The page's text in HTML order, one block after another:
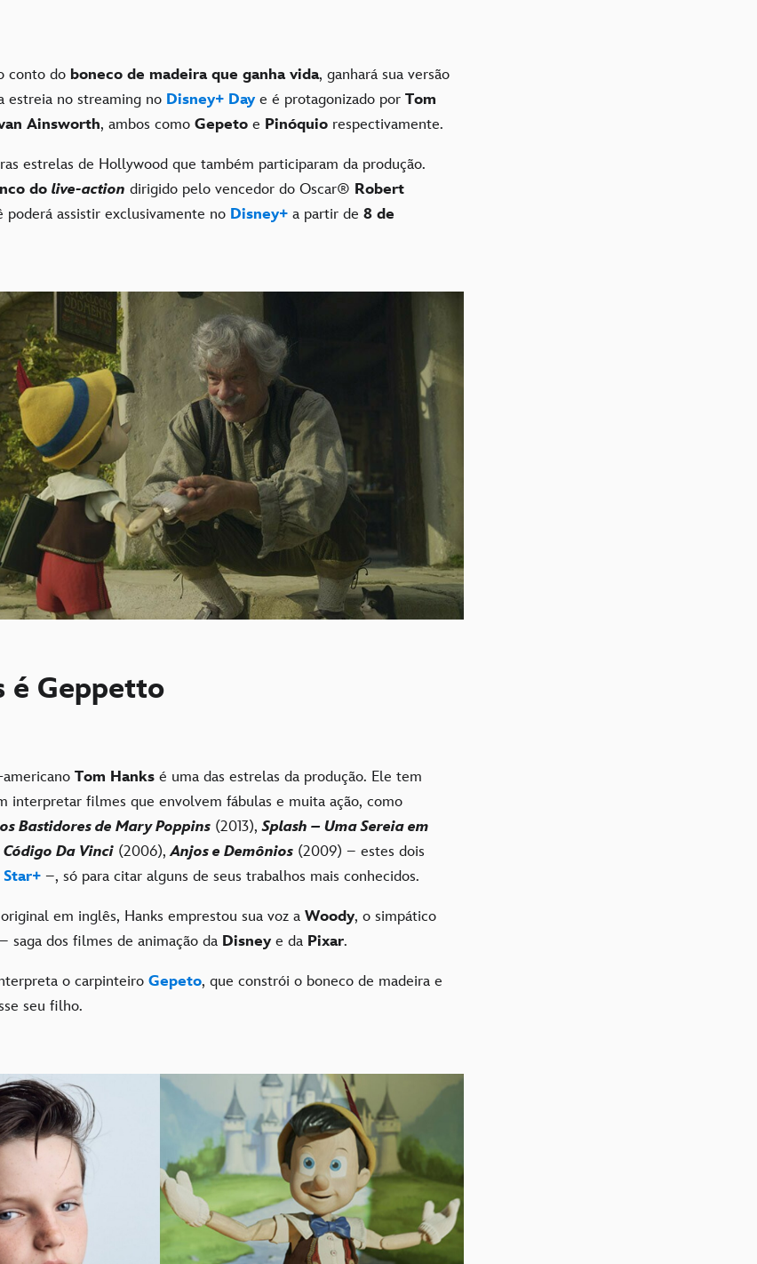
conto do boneco de madeira que ganha vida, ganhará sua versão
estreia no streaming no Disney+ Day e é protagonizado por Tom
Ainsworth, ambos como Gepeto e Pinóquio respectivamente.
estrelas de Hollywood que também participaram da produção.
do live-action dirigido pelo vencedor do Oscar® Robert
poderá assistir exclusivamente no Disney+ a partir de 8 de
é Geppetto
Tom Hanks é uma das estrelas da produção. Ele tem
interpretar filmes que envolvem fábulas e muita ação, como
Bastidores de Mary Poppins (2013),Splash – Uma Sereia em
Código Da Vinci (2006),Anjos e Demônios (2009) – estes dois
Star+ –, só para citar alguns de seus trabalhos mais conhecidos.
em inglês, Hanks emprestou sua voz a Woody, o simpático
saga dos filmes de animação da Disney e da Pixar.
o carpinteiro Gepeto, que constrói o boneco de madeira e
seu filho.